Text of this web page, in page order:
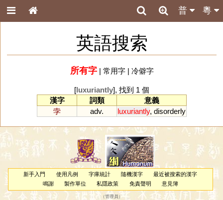
粵
普
英語搜索
所有字| 常用字| 冷僻字
[luxuriantly], 找到 1 個
漢字
詞類
意義
孛
adv. luxuriantly, disorderly
新手入門 使用凡例 字庫統計 隨機漢字
最近被搜索的漢字
鳴謝
製作單位 私隱政策 免責聲明 意見簿
（管理員 ）